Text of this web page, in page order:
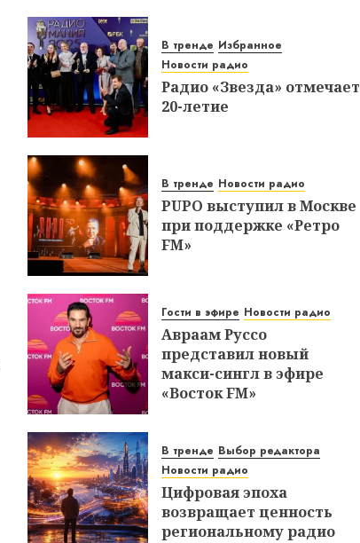
В тренде Избранное
Новости радио
Радио «Звезда» отмечает
20-летие
В тренде Новости радио
PUPO выступил в Москве
при поддержке «Ретро
FM»
Гости в эфире Новости радио
Авраам Руссо
представил новый
макси-сингл в эфире
«Восток FM»
В тренде Выбор редактора
Новости радио
Цифровая эпоха
возвращает ценность
региональному радио